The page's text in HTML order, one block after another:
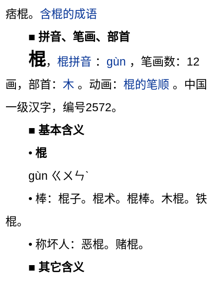
痞棍。 含棍的成语
■拼音、笔画、部首
棍，棍拼音 ： gùn ，笔画数：12
画，部首：木 。动画：棍的笔顺 。中国
一级汉字，编号2572。
■基本含义
•棍
gùn ㄍㄨㄣˋ
• 棒：棍子。棍术。棍棒。木棍。铁
棍。
• 称坏人：恶棍。赌棍。
■ 其它含义